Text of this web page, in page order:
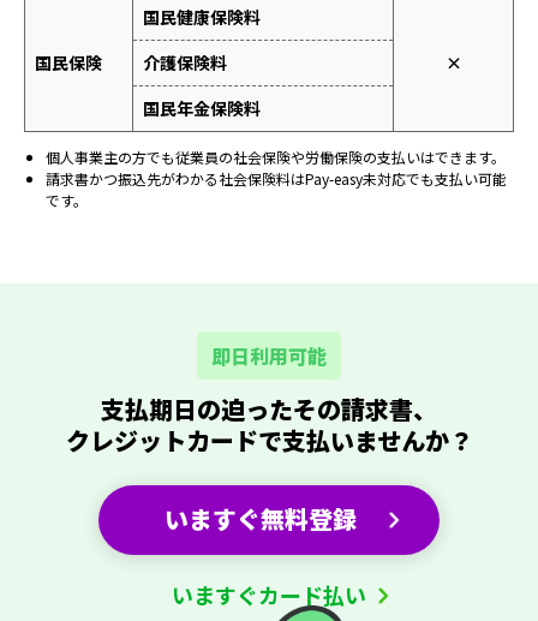
国民保険
国民健康保険料
×
介護保険料
国民年金保険料
個人事業主の方でも従業員の社会保険や労働保険の支払いはできます。
請求書かつ振込先がわかる社会保険料はPay-easy未対応でも支払い可能
です。
即日利用可能
支払期日の迫ったその請求書、
クレジットカードで支払いませんか？
いますぐ無料登録
いますぐカード払い